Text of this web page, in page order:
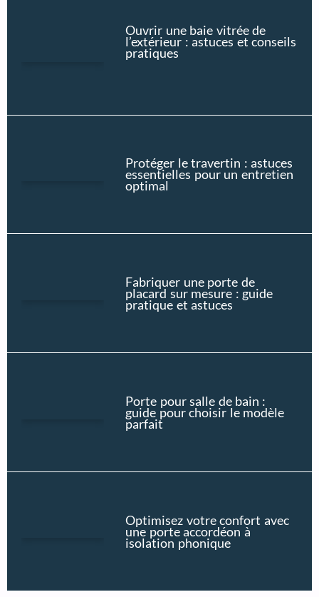
Ouvrir une baie vitrée de
l’extérieur : astuces et conseils
pratiques
Protéger le travertin : astuces
essentielles pour un entretien
optimal
Fabriquer une porte de
placard sur mesure : guide
pratique et astuces
Porte pour salle de bain :
guide pour choisir le modèle
parfait
Optimisez votre confort avec
une porte accordéon à
isolation phonique